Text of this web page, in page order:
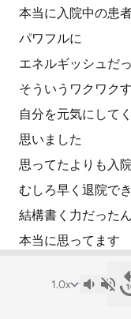
本当に入院中の患
パワフルに
エネルギッシュだ
そういうワクワク
自分を元気にして
思いました
思ってたよりも入
むしろ早く退院で
結構書く力だった
本当に思ってます
巡回っていうか来